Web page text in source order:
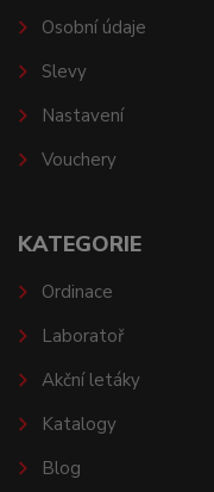
Osobní údaje
Slevy
Nastavení
Vouchery
KATEGORIE
Ordinace
Laboratoř
Akční letáky
Katalogy
Blog